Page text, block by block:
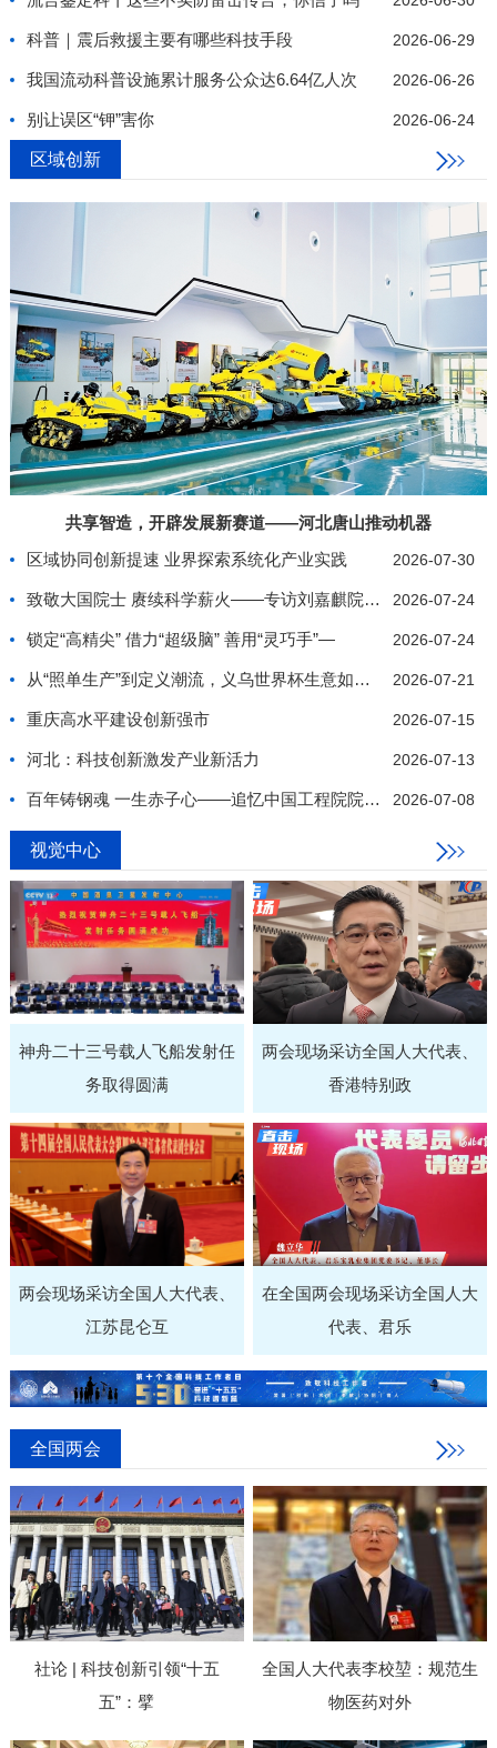
科普｜震后救援主要有哪些科技手段 2026-06-29
我国流动科普设施累计服务公众达6.64亿人次 2026-06-26
别让误区“钾”害你 2026-06-24
区域创新
共享智造，开辟发展新赛道——河北唐山推动机器
区域协同创新提速 业界探索系统化产业实践
2026-07-30
致敬大国院士 赓续科学薪火——专访刘嘉麒院士纪实 2026-07-24
锁定“高精尖” 借力“超级脑” 善用“灵巧手”— 2026-07-24
从“照单生产”到定义潮流，义乌世界杯生意如何推陈 2026-07-21
重庆高水平建设创新强市 2026-07-15
河北：科技创新激发产业新活力 2026-07-13
百年铸钢魂 一生赤子心——追忆中国工程院院士、我 2026-07-08
视觉中心
神舟二十三号载人飞船发射任
务取得圆满
两会现场采访全国人大代表、
香港特别政
两会现场采访全国人大代表、
江苏昆仑互
在全国两会现场采访全国人大
代表、君乐
全国两会
社论 | 科技创新引领“十五
五”：擘
全国人大代表李校堃：规范生
物医药对外